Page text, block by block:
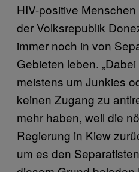
HIV-positive
der Volksrepublik
immer noch in von
Gebieten leben.
meistens um Junkies
keinen Zugang zu
mehr haben, weil die
Regierung in Kiew
um es den